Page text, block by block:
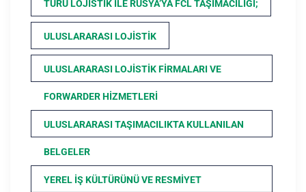
TURU LOJISTIK ILE RUSYA’YA FCL TAŞIMACILIĞI;
ULUSLARARASI LOJISTIK
ULUSLARARASI LOJISTIK FIRMALARI VE
FORWARDER HIZMETLERI
ULUSLARARASI TAŞIMACILIKTA KULLANILAN
BELGELER
YEREL İŞ KÜLTÜRÜNÜ VE RESMIYET